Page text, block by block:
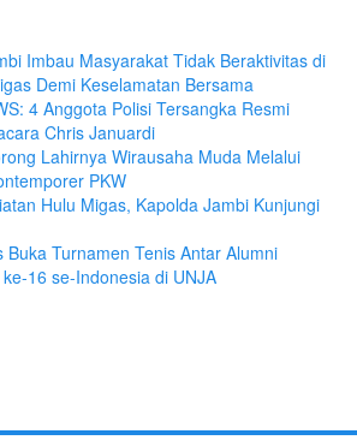
Imbau Masyarakat Tidak Beraktivitas di
Demi Keselamatan Bersama
4 Anggota Polisi Tersangka Resmi
Chris Januardi
Lahirnya Wirausaha Muda Melalui
PKW
Hulu Migas, Kapolda Jambi Kunjungi
Buka Turnamen Tenis Antar Alumni
16 se-Indonesia di UNJA